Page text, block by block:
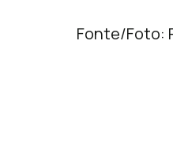
Fonte/Foto: